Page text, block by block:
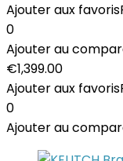
Ajouter aux favoris
0
Ajouter au
€1,399.00
Ajouter aux favoris
0
Ajouter au